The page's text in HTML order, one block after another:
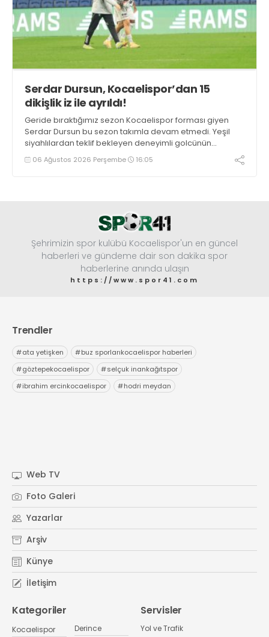
Serdar Dursun, Kocaelispor’dan 15
dikişlik iz ile ayrıldı!
Geride bıraktığımız sezon Kocaelispor forması giyen
Serdar Dursun bu sezon takımla devam etmedi. Yeşil
siyahlılardan teklif bekleyen deneyimli golcünün
Gaziantep FK ile söz kesecek.
06 Ağustos 2026 Perşembe 16:05
Şehrimizin spor kulübü Kocaelispor'un en güncel
haberleri ve gündeme dair son dakika spor
haberlerine anında ulaşın
https://www.spor41.com
Trendler
#ata yetişken #buz sporlarıkocaelispor haberleri
#göztepekocaelispor #selçuk inankağıtspor
#ibrahim ercinkocaelispor #hodri meydan
Web TV
Foto Galeri
Yazarlar
Arşiv
Künye
İletişim
Kategoriler
Kocaelispor
Derince
Servisler
Yol ve Trafik